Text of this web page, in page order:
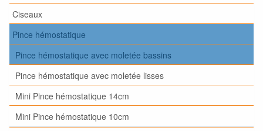
Ciseaux
Pince hémostatique
Pince hémostatique avec moletée bassins
Pince hémostatique avec moletée lisses
Mini Pince hémostatique 14cm
Mini Pince hémostatique 10cm